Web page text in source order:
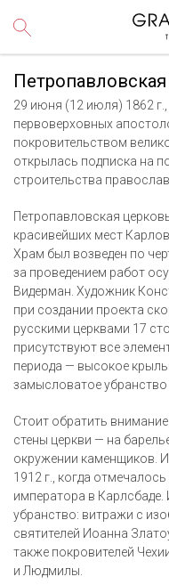
29 июня (12 июля) 1862
первоверховных
покровительством
открылась подписка на
строительства
Петропавловская
красивейших мест
Храм был возведен по
за проведением работ
Видерман. Художник
при создании проекта
русскими церквами 17
присутствуют все
периода — высокое
замысловатое убранство
Стоит обратить
стены церкви — на
окружении каменщиков.
1912 г., когда
императора в Карлсбаде.
убранство: витражи с
святителей Иоанна
также покровителей
и Людмилы.